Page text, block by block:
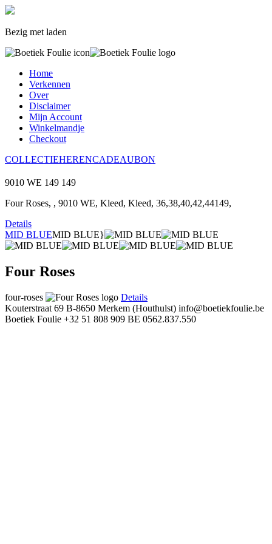
Bezig met laden
Home
Verkennen
Over
Disclaimer
Mijn Account
Winkelmandje
Checkout
COLLECTIEHERENCADEAUBON
9010 WE 149 149
Four Roses, , 9010 WE, Kleed, Kleed, 36,38,40,42,44149,
Details
MID BLUEMID BLUE}
Four Roses
four-roses
Details
Kouterstraat 69 B-8650 Merkem (Houthulst) info@boetiekfoulie.be
Boetiek Foulie +32 51 808 909 BE 0562.837.550